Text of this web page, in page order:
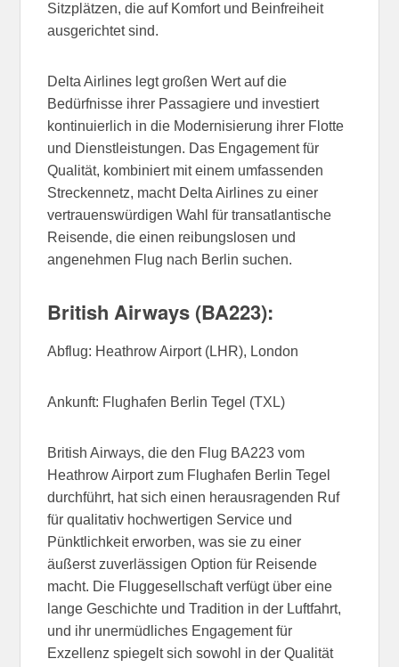
Sitzplätzen, die auf Komfort und Beinfreiheit
ausgerichtet sind.
Delta Airlines legt großen Wert auf die
Bedürfnisse ihrer Passagiere und investiert
kontinuierlich in die Modernisierung ihrer Flotte
und Dienstleistungen. Das Engagement für
Qualität, kombiniert mit einem umfassenden
Streckennetz, macht Delta Airlines zu einer
vertrauenswürdigen Wahl für transatlantische
Reisende, die einen reibungslosen und
angenehmen Flug nach Berlin suchen.
British Airways (BA223):
Abflug: Heathrow Airport (LHR), London
Ankunft: Flughafen Berlin Tegel (TXL)
British Airways, die den Flug BA223 vom
Heathrow Airport zum Flughafen Berlin Tegel
durchführt, hat sich einen herausragenden Ruf
für qualitativ hochwertigen Service und
Pünktlichkeit erworben, was sie zu einer
äußerst zuverlässigen Option für Reisende
macht. Die Fluggesellschaft verfügt über eine
lange Geschichte und Tradition in der Luftfahrt,
und ihr unermüdliches Engagement für
Exzellenz spiegelt sich sowohl in der Qualität